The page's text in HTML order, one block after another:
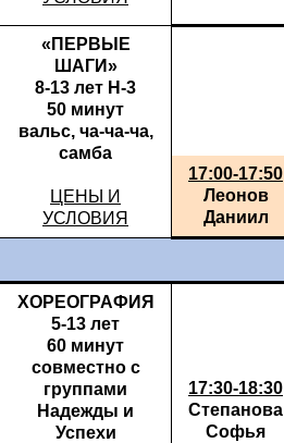
«ПЕРВЫЕ
ШАГИ»
8-13 лет Н-3
50 минут
вальс, ча-ча-ча,
самба
ЦЕНЫ И
УСЛОВИЯ
17:00-17:50
Леонов
Даниил
ХОРЕОГРАФИЯ
5-13 лет
60 минут
совместно с
группами
Надежды и
Успехи
17:30-18:30
Степанова
Софья